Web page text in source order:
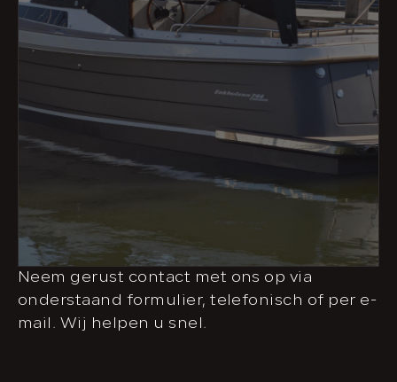
Neem gerust contact met ons op via
onderstaand formulier, telefonisch of per e-
mail. Wij helpen u snel.